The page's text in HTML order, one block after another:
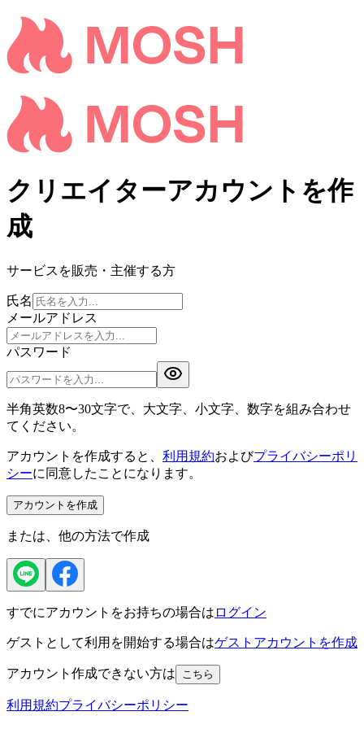
クリエイターアカウントを作
成
サービスを販売・主催する方
氏名
メールアドレス
パスワード
半角英数8〜30文字で、大文字、小文字、数字を組み合わせ
てください。
アカウントを作成すると、 利用規約およびプライバシーポリ
シーに同意したことになります。
アカウントを作成
または、他の方法で作成
すでにアカウントをお持ちの場合は ログイン
ゲストとして利用を開始する場合はゲストアカウントを作成
アカウント作成できない方は こちら
利用規約プライバシーポリシー